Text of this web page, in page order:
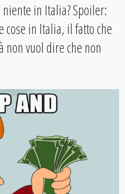
in Italia? Spoiler:
cose in Italia, il fatto che
vuol dire che non